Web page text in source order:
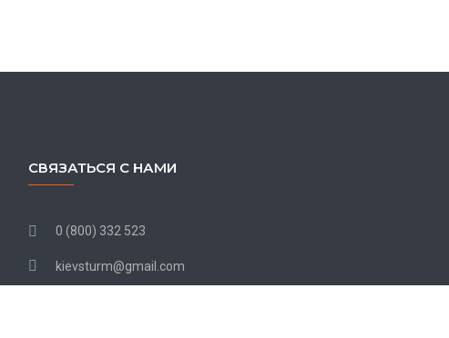
СВЯЗАТЬСЯ С НАМИ
0 (800) 332 523
kievsturm@gmail.com